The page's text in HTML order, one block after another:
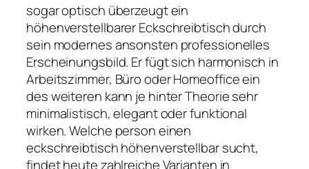
sogar optisch überzeugt ein
höhenverstellbarer Eckschreibtisch durch
sein modernes ansonsten professionelles
Erscheinungsbild. Er fügt sich harmonisch in
Arbeitszimmer, Büro oder Homeoffice ein
des weiteren kann je hinter Theorie sehr
minimalistisch, elegant oder funktional
wirken. Welche person einen
eckschreibtisch höhenverstellbar sucht,
findet heute zahlreiche Varianten in